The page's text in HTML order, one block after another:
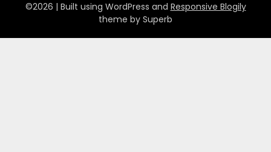
©2026 | Built using WordPress and Responsive Blogily
theme by Superb